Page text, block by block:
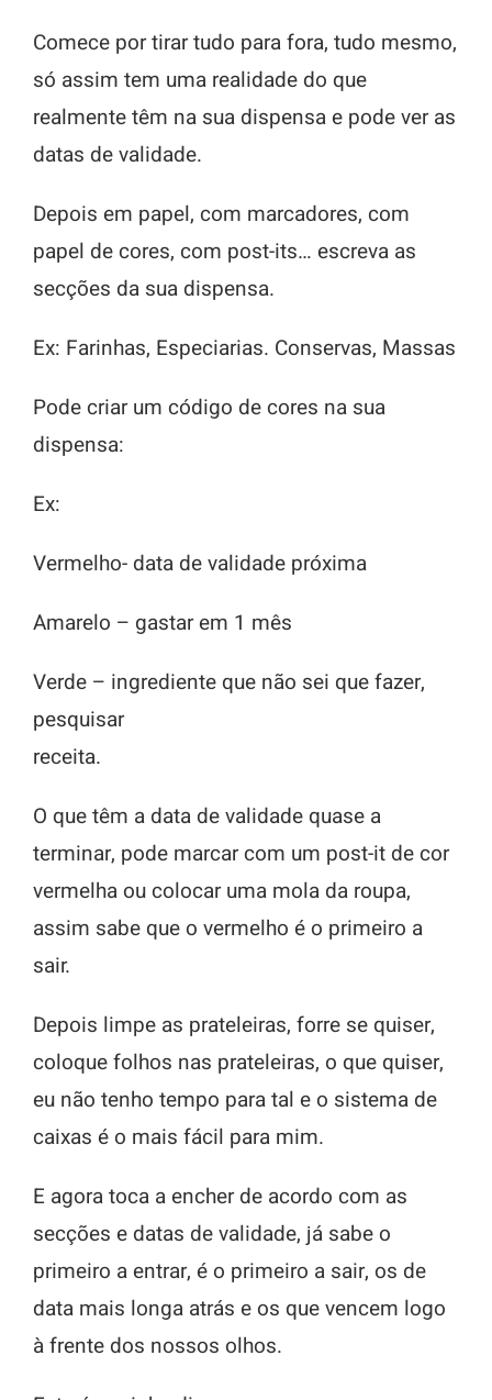
Comece por tirar tudo para fora, tudo mesmo,
só assim tem uma realidade do que
realmente têm na sua dispensa e pode ver as
datas de validade.
Depois em papel, com marcadores, com
papel de cores, com post-its… escreva as
secções da sua dispensa.
Ex: Farinhas, Especiarias. Conservas, Massas
Pode criar um código de cores na sua
dispensa:
Ex:
Vermelho- data de validade próxima
Amarelo – gastar em 1 mês
Verde – ingrediente que não sei que fazer,
pesquisar
receita.
O que têm a data de validade quase a
terminar, pode marcar com um post-it de cor
vermelha ou colocar uma mola da roupa,
assim sabe que o vermelho é o primeiro a
sair.
Depois limpe as prateleiras, forre se quiser,
coloque folhos nas prateleiras, o que quiser,
eu não tenho tempo para tal e o sistema de
caixas é o mais fácil para mim.
E agora toca a encher de acordo com as
secções e datas de validade, já sabe o
primeiro a entrar, é o primeiro a sair, os de
data mais longa atrás e os que vencem logo
à frente dos nossos olhos.